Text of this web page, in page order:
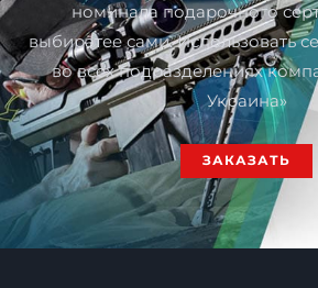
номинала подарочного
выбиратее сами. Использовать
во всех подразделениях
Украина»
ЗАКАЗАТЬ